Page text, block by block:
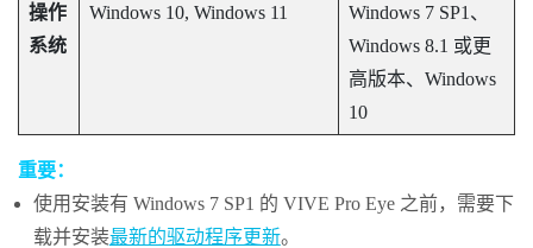
操作
系统
Windows 10, Windows 11 Windows 7 SP1、
Windows 8.1 或更
高版本、 Windows
10
重要：
使用安装有 Windows7 SP1 的 VIVE Pro Eye之前，需要下
载并安装最新的驱动程序更新。